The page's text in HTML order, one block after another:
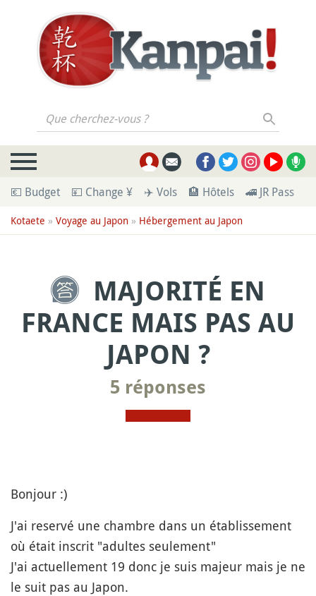
Que cherchez-vous ?
💶 Budget 💴 Change ¥ ✈️ Vols 🏨 Hôtels 🚄 JR Pass
Kotaete » Voyage au Japon » Hébergement au Japon
MAJORITÉ EN
FRANCE MAIS PAS AU
JAPON ?
5 réponses
Bonjour :)
J'ai reservé une chambre dans un établissement
où était inscrit "adultes seulement"
J'ai actuellement 19 donc je suis majeur mais je ne
le suit pas au Japon.